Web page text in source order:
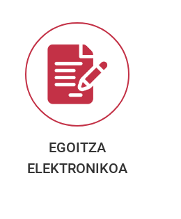
EGOITZA
ELEKTRONIKOA